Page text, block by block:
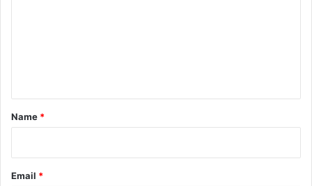
*
Name *
Email *